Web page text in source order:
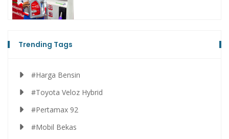
Trending Tags
#Harga Bensin
#Toyota Veloz Hybrid
#Pertamax 92
#Mobil Bekas